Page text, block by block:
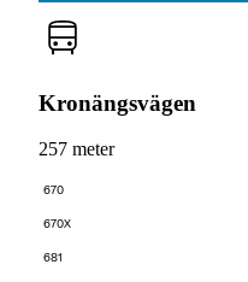
Kronängsvägen
257 meter
670
670X
681